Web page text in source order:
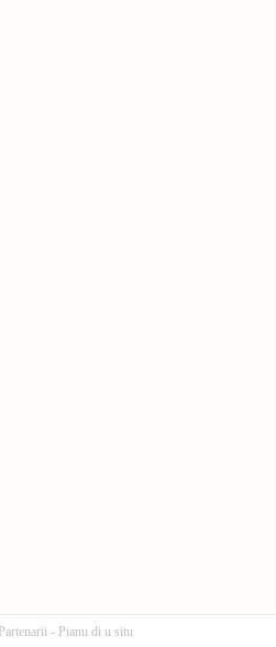
Partenarii - Pianu di u situ